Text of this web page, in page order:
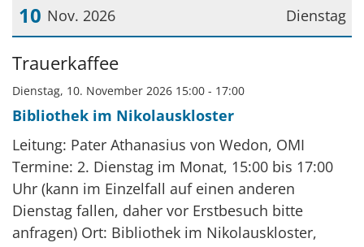
Dienstag
10 Nov. 2026
Datum: 10. November 2026
Trauerkaffee
Dienstag, 10. November 2026 15:00 - 17:00
Bibliothek im Nikolauskloster
Leitung: Pater Athanasius von Wedon, OMI
Termine: 2. Dienstag im Monat, 15:00 bis 17:00
Uhr (kann im Einzelfall auf einen anderen
Dienstag fallen, daher vor Erstbesuch bitte
anfragen) Ort: Bibliothek im Nikolauskloster,